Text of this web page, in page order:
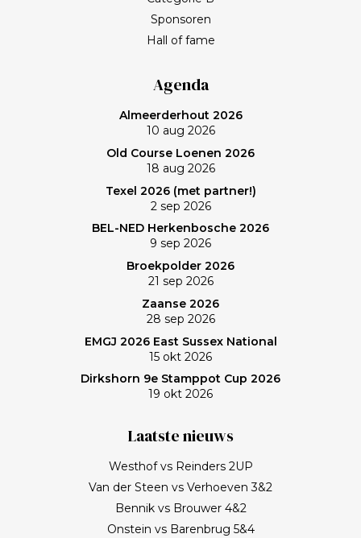
leven en wat werkelijk belangrijk is. Met het stoppen
van het programma Kassa gaat Frank bij BNN/VARA
was ‘even helemaal niets; heerlijk’, zo maakt Frank de
verlies was voorzien; gedaan en laten, dus. Maar de
memorabele ronde en de waanzinnige slagen van
Frank zullen mij nog lang bijblijven. Topgast, topdag!
Frank, bedankt!
Sponsoren
Hall of fame
Agenda
Almeerderhout 2026
10 aug 2026
Old Course Loenen 2026
18 aug 2026
Texel 2026 (met partner!)
2 sep 2026
BEL-NED Herkenbosche 2026
9 sep 2026
Broekpolder 2026
21 sep 2026
Zaanse 2026
28 sep 2026
EMGJ 2026 East Sussex National
15 okt 2026
Dirkshorn 9e Stamppot Cup 2026
19 okt 2026
Laatste nieuws
Westhof vs Reinders 2UP
Van der Steen vs Verhoeven 3&2
Bennik vs Brouwer 4&2
Onstein vs Barenbrug 5&4